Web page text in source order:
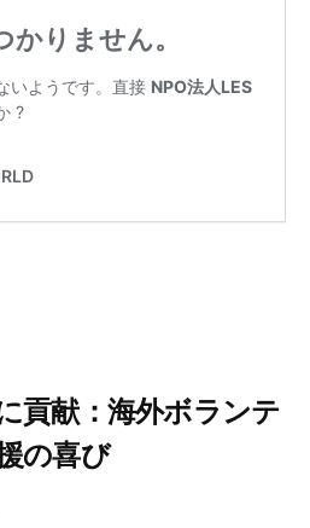
貢献：海外ボランテ
の喜び